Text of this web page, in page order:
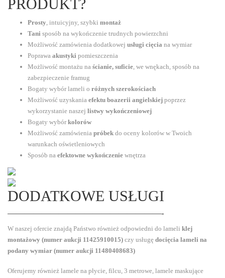
PRODUKT?
Prosty, intuicyjny, szybki montaż
Tani sposób na wykończenie trudnych powierzchni
Możliwość zamówienia dodatkowej usługi cięcia na wymiar
Poprawa akustyki pomieszczenia
Możliwość montażu na ścianie, suficie, we wnękach, sposób na
zabezpieczenie framug
Bogaty wybór lameli o różnych szerokościach
Możliwość uzyskania efektu boazerii angielskiej poprzez
wykorzystanie naszej listwy wykończeniowej
Bogaty wybórkolorów
Możliwość zamówienia próbek do oceny kolorów w Twoich
warunkach oświetleniowych
Sposób na efektowne wykończenie wnętrza
DODATKOWE USŁUGI
——————————————————-
W naszej ofercie znajdą Państwo również odpowiedni do lameli klej
montażowy (numer aukcji 11425910015) czy usługę docięcia lameli na
podany wymiar (numer aukcji 11480408683)
Oferujemy również lamele na płycie, filcu, 3 metrowe, lamele maskujące